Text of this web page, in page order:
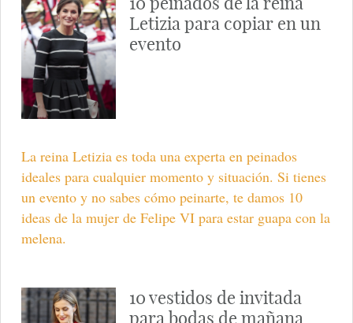
Letizia para copiar en un
evento
La reina Letizia es toda una experta en peinados
ideales para cualquier momento y situación. Si tienes
un evento y no sabes cómo peinarte, te damos 10
ideas de la mujer de Felipe VI para estar guapa con la
melena.
10 vestidos de invitada
para bodas de mañana